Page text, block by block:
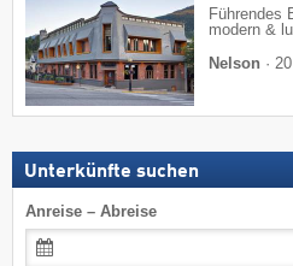
Führendes
modern &
Nelson ·
Unterkünfte suchen
Anreise – Abreise